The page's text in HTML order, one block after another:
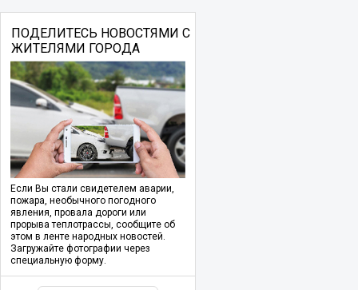
ПОДЕЛИТЕСЬ НОВОСТЯМИ С
ЖИТЕЛЯМИ ГОРОДА
Если Вы стали свидетелем аварии,
пожара, необычного погодного
явления, провала дороги или
прорыва теплотрассы, сообщите об
этом в ленте народных новостей.
Загружайте фотографии через
специальную форму.